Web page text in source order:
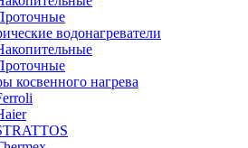
водонагреватели
косвенного нагрева